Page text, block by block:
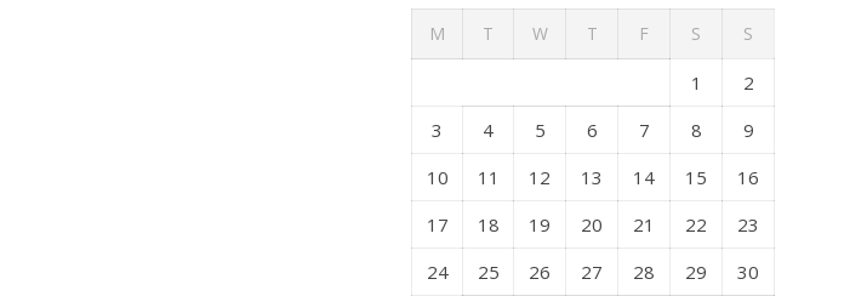
M T W T F S S
1
2
3
4 5 6 7 8
9
10
11 12 13 14 15
16
17
18 19 20 21 22
23
24
25 26 27 28 29
30